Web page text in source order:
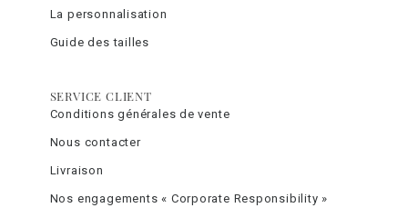
La personnalisation
Guide des tailles
SERVICE CLIENT
Conditions générales de vente
Nous contacter
Livraison
Nos engagements « Corporate Responsibility »